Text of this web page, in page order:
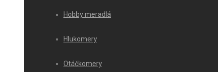
Hobby meradlá
Hlukomery
Otáčkomery